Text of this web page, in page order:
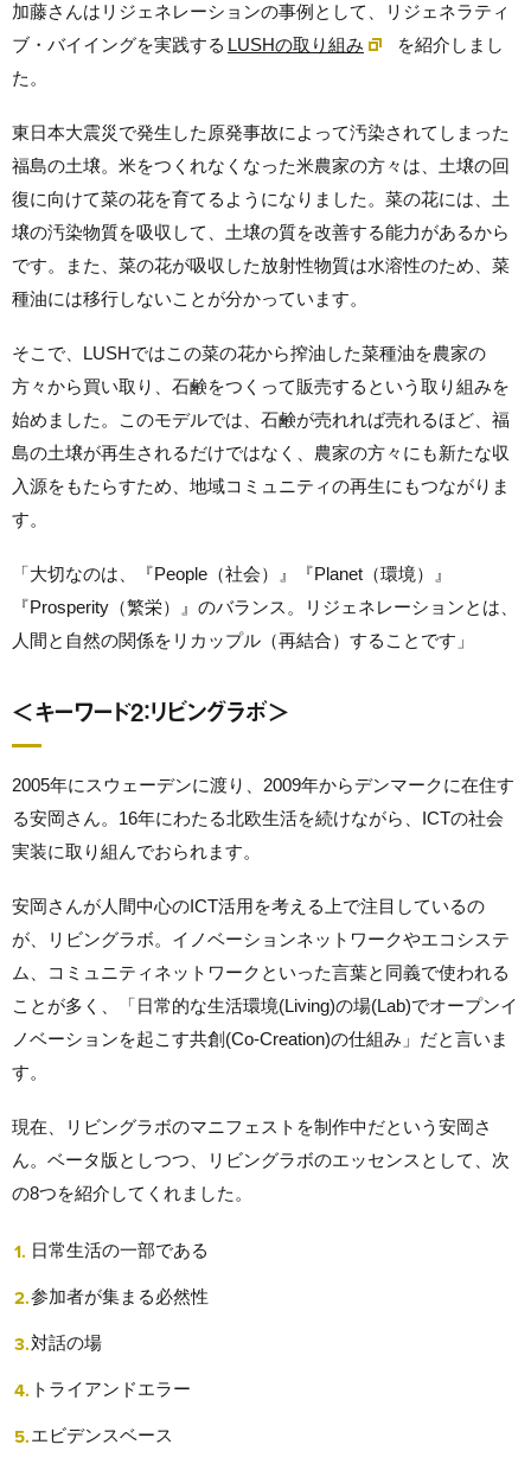
加藤さんはリジェネレーションの事例として、リジェネラティ
ブ・バイイングを実践する LUSHの取り組み
を紹介しまし
た。
東日本大震災で発生した原発事故によって汚染されてしまった
福島の土壌。米をつくれなくなった米農家の方々は、土壌の回
復に向けて菜の花を育てるようになりました。菜の花には、土
壌の汚染物質を吸収して、土壌の質を改善する能力があるから
です。また、菜の花が吸収した放射性物質は水溶性のため、菜
種油には移行しないことが分かっています。
そこで、LUSHではこの菜の花から搾油した菜種油を農家の
方々から買い取り、石鹸をつくって販売するという取り組みを
始めました。このモデルでは、石鹸が売れれば売れるほど、福
島の土壌が再生されるだけではなく、農家の方々にも新たな収
入源をもたらすため、地域コミュニティの再生にもつながりま
す。
「大切なのは、『People（社会）』『Planet（環境）』
『Prosperity（繁栄）』のバランス。リジェネレーションとは、
人間と自然の関係をリカップル（再結合）することです」
＜キーワード2：リビングラボ＞
2005年にスウェーデンに渡り、2009年からデンマークに在住す
る安岡さん。16年にわたる北欧生活を続けながら、ICTの社会
実装に取り組んでおられます。
安岡さんが人間中心のICT活用を考える上で注目しているの
が、リビングラボ。イノベーションネットワークやエコシステ
ム、コミュニティネットワークといった言葉と同義で使われる
ことが多く、「日常的な生活環境(Living)の場(Lab)でオープンイ
ノベーションを起こす共創(Co-Creation)の仕組み」だと言いま
す。
現在、リビングラボのマニフェストを制作中だという安岡さ
ん。ベータ版としつつ、リビングラボのエッセンスとして、次
の8つを紹介してくれました。
日常生活の一部である
参加者が集まる必然性
対話の場
トライアンドエラー
エビデンスベース